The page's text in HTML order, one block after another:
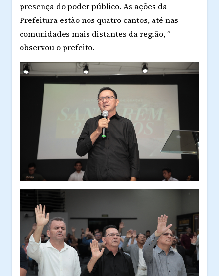
presença do poder público. As ações da
Prefeitura estão nos quatro cantos, até nas
comunidades mais distantes da região, ”
observou o prefeito.